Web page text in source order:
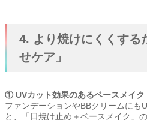
4. より焼けにくくする
せケア」
① UVカット効果のあるベースメイク
ファンデーションやBBクリームにも
と、「日焼け止め＋ベースメイク」